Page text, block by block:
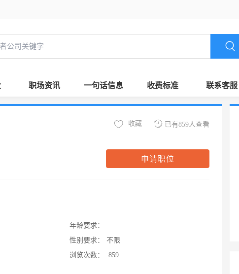
职场资讯 一句话信息 收费标准 联系客服
已有859人查看
收藏
申请职位
年龄要求：
性别要求：
不限
浏览次数：
859